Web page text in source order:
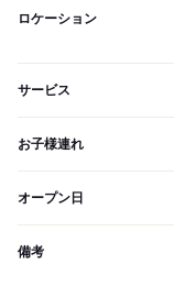
ロケーション
サービス
お子様連れ
オープン日
備考